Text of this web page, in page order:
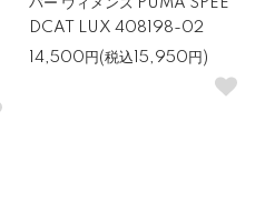
バー ウィメンズ PUMA SPEE
DCAT LUX 408198-02
14,500円(税込15,950円)